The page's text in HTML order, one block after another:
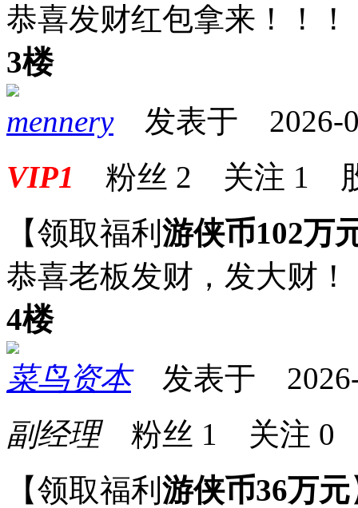
恭喜发财红包拿来！！！
3楼
mennery发表于 2026-
VIP1 粉丝 2 关注 1
【领取福利 游侠币102万
恭喜老板发财，发大财！
4楼
菜鸟资本发表于 2026-
副经理粉丝 1 关注 0
【领取福利 游侠币36万元